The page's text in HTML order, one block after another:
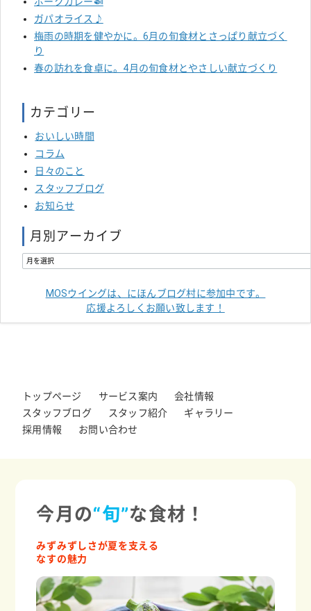
ガパオライス♪
梅雨の時期を健やかに。6月の旬食材とさっぱり献立づく
り
春の訪れを食卓に。4月の旬食材とやさしい献立づくり
カテゴリー
おいしい時間
コラム
日々のこと
スタッフブログ
お知らせ
月別アーカイブ
MOSウイングは、にほんブログ村に参加中です。
応援よろしくお願い致します！
トップページ サービス案内
会社情報
スタッフブログ
スタッフ紹介
ギャラリー
採用情報
お問い合わせ
今月の“旬”な食材！
みずみずしさが夏を支える
なすの魅力